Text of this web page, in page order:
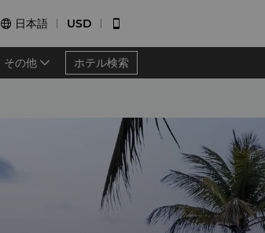
 日本語 USD 
その他 ホテル検索